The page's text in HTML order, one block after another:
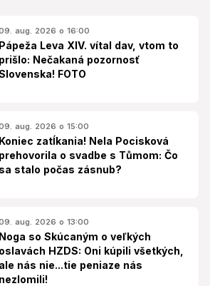
aug. 2026 o 16:00
Pápeža Leva XIV. vítal dav, vtom to
prišlo: Nečakaná pozornosť
FOTO
aug. 2026 o 15:00
Koniec zatĺkania! Nela Pocisková
prehovorila o svadbe s Tůmom: Čo
sa stalo počas zásnub?
aug. 2026 o 13:00
Noga so Skúcaným o veľkých
oslavách HZDS: Oni kúpili všetkých,
ale nás nie...tie peniaze nás
nezlomili!